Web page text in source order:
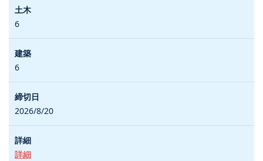
6
6
2026/8/20
詳細